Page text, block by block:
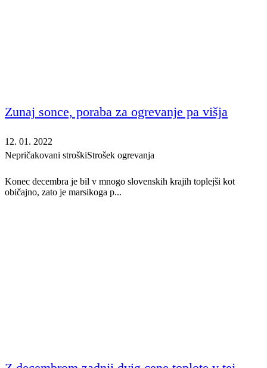
Zunaj sonce, poraba za ogrevanje pa višja
12. 01. 2022
Nepričakovani stroškiStrošek ogrevanja
Konec decembra je bil v mnogo slovenskih krajih toplejši kot
običajno, zato je marsikoga p...